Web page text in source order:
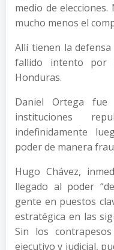
medio de
mucho menos el
Allí tienen la
fallido intento por
Honduras.
Daniel Ortega
instituciones
indefinidamente
poder de manera
Hugo Chávez,
llegado al poder
gente en puestos
estratégica en las
Sin los
ejecutivo y judicial,